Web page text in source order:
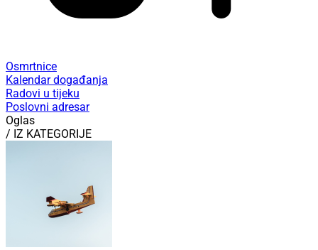
Osmrtnice
Kalendar događanja
Radovi u tijeku
Poslovni adresar
Oglas
/ IZ KATEGORIJE